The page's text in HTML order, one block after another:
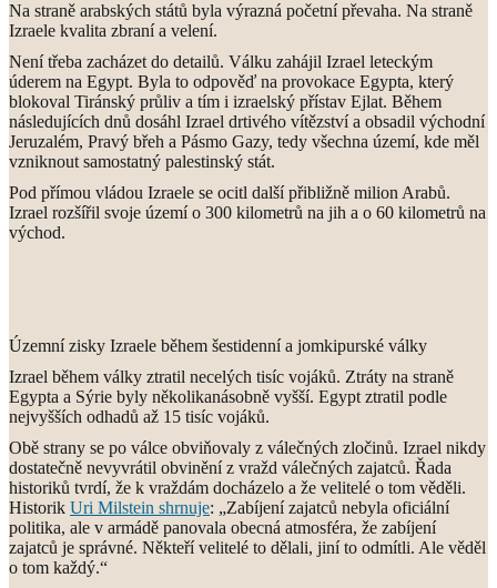
Na straně arabských států byla výrazná početní převaha. Na straně
Izraele kvalita zbraní a velení.
Není třeba zacházet do detailů. Válku zahájil Izrael leteckým
úderem na Egypt. Byla to odpověď na provokace Egypta, který
blokoval Tiránský průliv a tím i izraelský přístav Ejlat. Během
následujících dnů dosáhl Izrael drtivého vítězství a obsadil východní
Jeruzalém, Pravý břeh a Pásmo Gazy, tedy všechna území, kde měl
vzniknout samostatný palestinský stát.
Pod přímou vládou Izraele se ocitl další přibližně milion Arabů.
Izrael rozšířil svoje území o 300 kilometrů na jih a o 60 kilometrů na
východ.
Územní zisky Izraele během šestidenní a jomkipurské války
Izrael během války ztratil necelých tisíc vojáků. Ztráty na straně
Egypta a Sýrie byly několikanásobně vyšší. Egypt ztratil podle
nejvyšších odhadů až 15 tisíc vojáků.
Obě strany se po válce obviňovaly z válečných zločinů. Izrael nikdy
dostatečně nevyvrátil obvinění z vražd válečných zajatců. Řada
historiků tvrdí, že k vraždám docházelo a že velitelé o tom věděli.
Historik Uri Milstein shrnuje: „Zabíjení zajatců nebyla oficiální
politika, ale v armádě panovala obecná atmosféra, že zabíjení
zajatců je správné. Někteří velitelé to dělali, jiní to odmítli. Ale věděl
o tom každý.“